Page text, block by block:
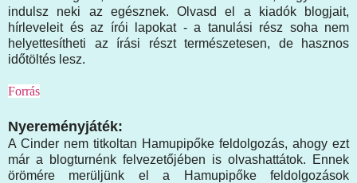
indulsz neki az egésznek. Olvasd el a kiadók blogjait,
hírleveleit és az írói lapokat - a tanulási rész soha nem
helyettesítheti az írási részt természetesen, de hasznos
időtöltés lesz.
Forrás
Nyereményjáték:
A Cinder nem titkoltan Hamupipőke feldolgozás, ahogy ezt
már a blogturnénk felvezetőjében is olvashattátok. Ennek
örömére merüljünk el a Hamupipőke feldolgozások